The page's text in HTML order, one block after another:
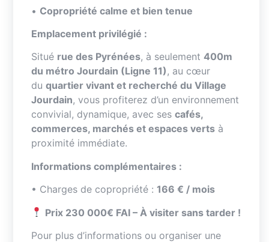
• Copropriété calme et bien tenue
Emplacement privilégié :
Situé rue des Pyrénées, à seulement 400m
du métro Jourdain (Ligne 11), au cœur
du quartier vivant et recherché du Village
Jourdain, vous profiterez d’un environnement
convivial, dynamique, avec ses cafés,
commerces, marchés et espaces verts à
proximité immédiate.
Informations complémentaires :
• Charges de copropriété : 166 € / mois
Prix 230 000€ FAI – À visiter sans tarder !
Pour plus d’informations ou organiser une